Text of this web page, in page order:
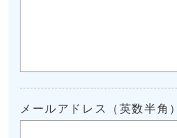
メールアドレス（英数半角）